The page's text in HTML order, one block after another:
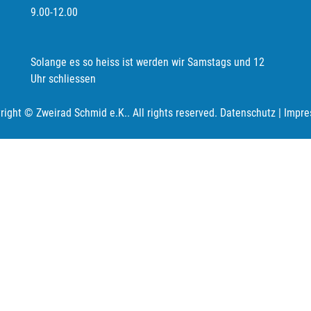
9.00-12.00
Solange es so heiss ist werden wir Samstags und 12
Uhr schliessen
© Zweirad Schmid e.K.. All rights reserved. Datenschutz|